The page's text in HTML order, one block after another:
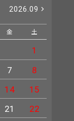
2026.09
金 土
1
7
8
14
15
21
22